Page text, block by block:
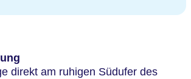
direkt am ruhigen Südufer des